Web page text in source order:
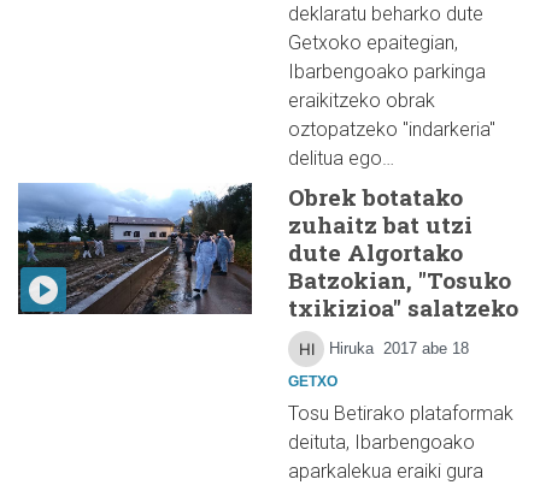
deklaratu beharko dute
Getxoko epaitegian,
Ibarbengoako parkinga
eraikitzeko obrak
oztopatzeko "indarkeria"
delitua ego…
Obrek botatako
zuhaitz bat utzi
dute Algortako
Batzokian, "Tosuko
txikizioa" salatzeko
Hiruka 2017 abe 18
GETXO
Tosu Betirako plataformak
deituta, Ibarbengoako
aparkalekua eraiki gura